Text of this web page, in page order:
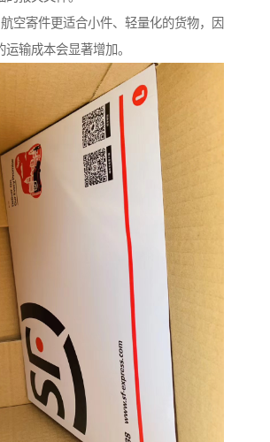
空寄件更适合小件、轻量化的货物，因
输成本会显著增加。